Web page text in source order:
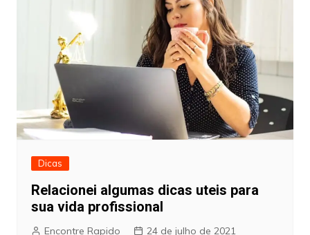
Dicas
Relacionei algumas dicas uteis para
sua vida profissional
Encontre Rapido 24 de julho de 2021